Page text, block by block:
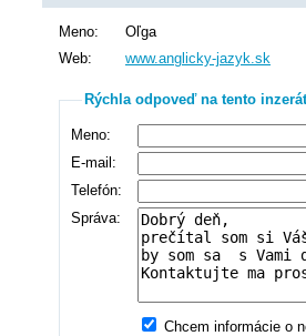
Meno:
Oľga
Web:
www.anglicky-jazyk.sk
Rýchla odpoveď na tento inzerát
Meno:
E-mail:
Telefón:
Správa:
Chcem informácie o